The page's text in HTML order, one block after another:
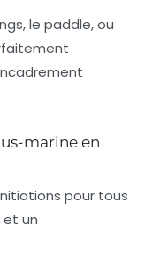
le paddle, ou
marine en
pour tous
et un